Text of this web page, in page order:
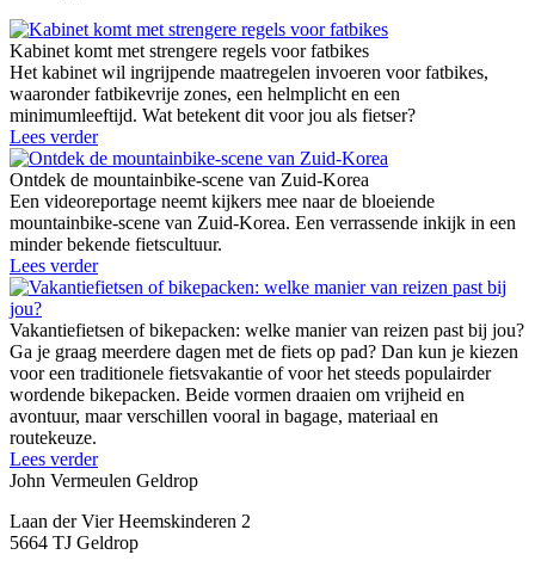
Kabinet komt met strengere regels voor fatbikes
Het kabinet wil ingrijpende maatregelen invoeren voor fatbikes,
waaronder fatbikevrije zones, een helmplicht en een
minimumleeftijd. Wat betekent dit voor jou als fietser?
Lees verder
Ontdek de mountainbike-scene van Zuid-Korea
Een videoreportage neemt kijkers mee naar de bloeiende
mountainbike-scene van Zuid-Korea. Een verrassende inkijk in een
minder bekende fietscultuur.
Lees verder
Vakantiefietsen of bikepacken: welke manier van reizen past bij jou?
Ga je graag meerdere dagen met de fiets op pad? Dan kun je kiezen
voor een traditionele fietsvakantie of voor het steeds populairder
wordende bikepacken. Beide vormen draaien om vrijheid en
avontuur, maar verschillen vooral in bagage, materiaal en
routekeuze.
Lees verder
John Vermeulen Geldrop
Laan der Vier Heemskinderen 2
5664 TJ Geldrop